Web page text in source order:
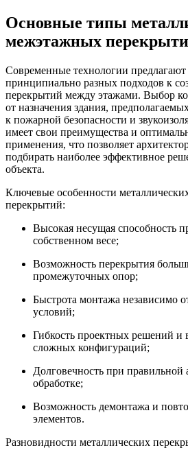
Основные типы
межэтажных
Современные технологии предлагают
принципиально разных подходов к
перекрытий между этажами. Выбор
от назначения здания,
к пожарной безопасности и
имеет свои преимущества и
применения, что позволяет
подбирать наиболее эффективное
объекта.
Ключевые особенности
перекрытий:
Высокая несущая способность
собственном весе;
Возможность перекрытия
промежуточных опор;
Быстрота монтажа независимо
условий;
Гибкость проектных решений и
сложных конфигураций;
Долговечность при правильной
обработке;
Возможность демонтажа и
элементов.
Разновидности металлических